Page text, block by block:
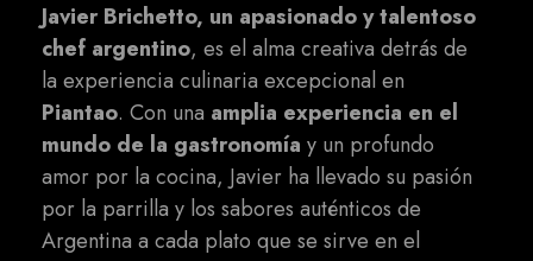
Javier Brichetto, un apasionado y talentoso
chef argentino, es el alma creativa detrás de
la experiencia culinaria excepcional en
Piantao. Con una amplia experiencia en el
mundo de la gastronomía y un profundo
amor por la cocina, Javier ha llevado su pasión
por la parrilla y los sabores auténticos de
Argentina a cada plato que se sirve en el